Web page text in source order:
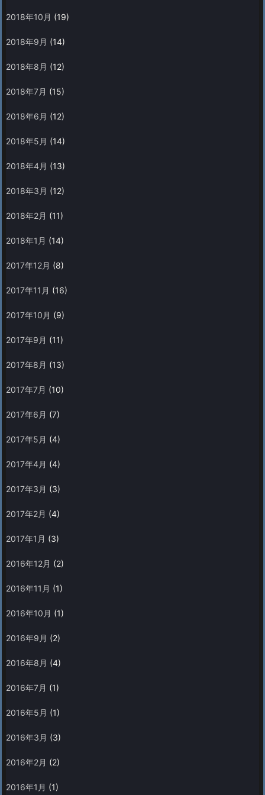
2018年10月 (19)
2018年9月 (14)
2018年8月 (12)
2018年7月 (15)
2018年6月 (12)
2018年5月 (14)
2018年4月 (13)
2018年3月 (12)
2018年2月 (11)
2018年1月 (14)
2017年12月 (8)
2017年11月 (16)
2017年10月 (9)
2017年9月 (11)
2017年8月 (13)
2017年7月 (10)
2017年6月 (7)
2017年5月 (4)
2017年4月 (4)
2017年3月 (3)
2017年2月 (4)
2017年1月 (3)
2016年12月 (2)
2016年11月 (1)
2016年10月 (1)
2016年9月 (2)
2016年8月 (4)
2016年7月 (1)
2016年5月 (1)
2016年3月 (3)
2016年2月 (2)
2016年1月 (1)